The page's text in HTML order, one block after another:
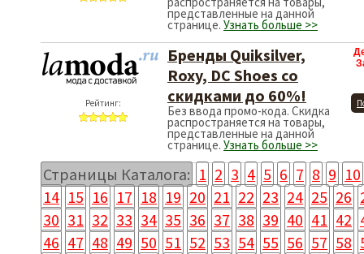
представленные на данной
странице. Узнать больше >>
Рейтинг:
Бренды Quiksilver,
Roxy, DC Shoes со
скидками до 60%!
Без ввода промо-кода. Скидка
распространяется на товары,
представленные на данной
странице. Узнать больше >>
Страницы Каталога: 1 2 3 4 5 6 7 8 9 10
14 15 16 17 18 19 20 21 22 23 24 25 26
30 31 32 33 34 35 36 37 38 39 40 41 42
46 47 48 49 50 51 52 53 54 55 56 57 58